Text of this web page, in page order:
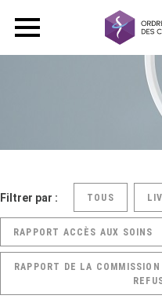
Filtrer par : TOUS
RAPPORT ACCÈS AUX SOINS
RAPPORT DE LA